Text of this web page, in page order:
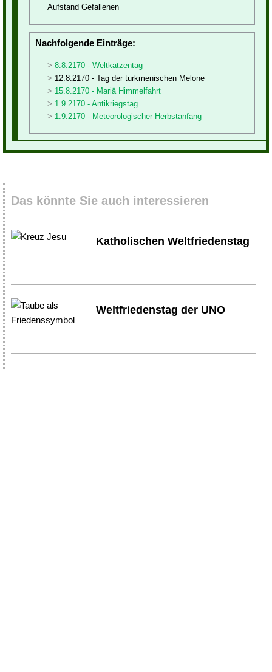
Aufstand Gefallenen
Nachfolgende Einträge:
8.8.2170 - Weltkatzentag
12.8.2170 - Tag der turkmenischen Melone
15.8.2170 - Mariä Himmelfahrt
1.9.2170 - Antikriegstag
1.9.2170 - Meteorologischer Herbstanfang
Das könnte Sie auch interessieren
Katholischen Weltfriedenstag
Weltfriedenstag der UNO